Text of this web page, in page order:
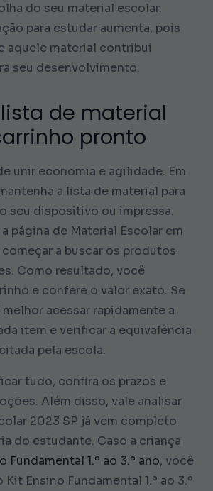
do seu material escolar.
para estudar aumenta, pois
aquele material contribui
seu desenvolvimento.
de material
pronto
unir economia e agilidade. Em
a lista de material para
seu dispositivo ou impressa.
página de Material Escolar em
a buscar os produtos
Como resultado, você
e confere o valor exato. Se
acessar rapidamente a
item e verificar a equivalência
pela escola.
tudo, confira os prazos e
Além disso, vale analisar
2023 SP já vem completo
do estudante. Caso a criança
Fundamental 1.º ao 3.º ano, você
Ensino Fundamental 1.º ao 3.º